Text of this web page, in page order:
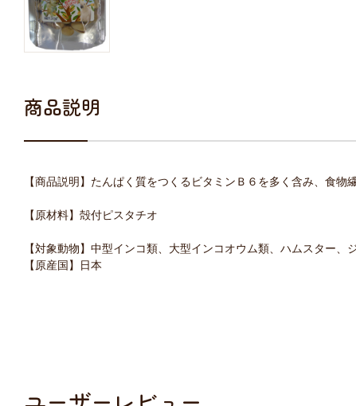
商品説明
【商品説明】たんぱく質をつくるビタミンＢ６を多く含み、食物
【原材料】殻付ピスタチオ
【対象動物】中型インコ類、大型インコオウム類、ハムスター、
【原産国】日本